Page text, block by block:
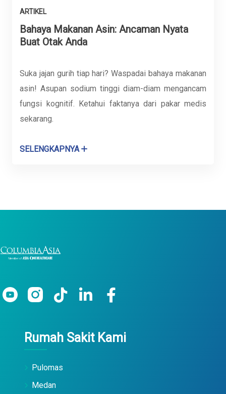
ARTIKEL
Bahaya Makanan Asin: Ancaman Nyata
Buat Otak Anda
Suka jajan gurih tiap hari? Waspadai bahaya makanan
asin! Asupan sodium tinggi diam-diam mengancam
fungsi kognitif. Ketahui faktanya dari pakar medis
sekarang.
SELENGKAPNYA
Rumah Sakit Kami
Pulomas
Medan